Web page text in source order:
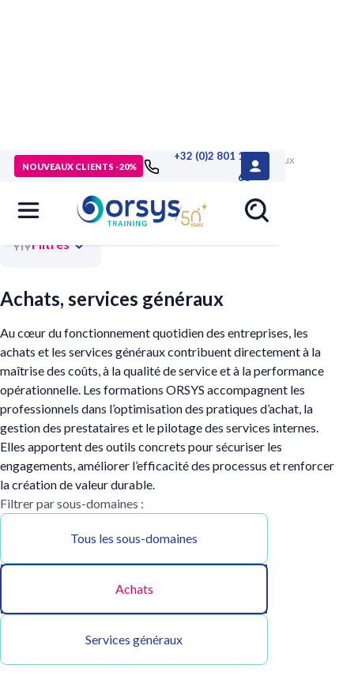
NOUVEAUX CLIENTS -20%
+32 (0)2 801 13
68
> Compétences métiers > Achats, services généraux
Achats, services généraux
Au cœur du fonctionnement quotidien des entreprises, les
achats et les services généraux contribuent directement à la
maîtrise des coûts, à la qualité de service et à la performance
opérationnelle. Les formations ORSYS accompagnent les
professionnels dans l’optimisation des pratiques d’achat, la
gestion des prestataires et le pilotage des services internes.
Elles apportent des outils concrets pour sécuriser les
engagements, améliorer l’efficacité des processus et renforcer
la création de valeur durable.
Filtrer par sous-domaines :
Tous les sous-domaines
Achats
Services généraux
Filtres